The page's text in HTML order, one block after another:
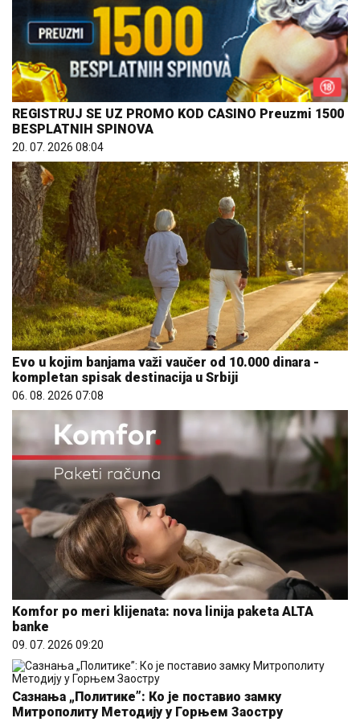
REGISTRUJ SE UZ PROMO KOD CASINO Preuzmi 1500
BESPLATNIH SPINOVA
20. 07. 2026 08:04
Evo u kojim banjama važi vaučer od 10.000 dinara -
kompletan spisak destinacija u Srbiji
06. 08. 2026 07:08
Komfor po meri klijenata: nova linija paketa ALTA
banke
09. 07. 2026 09:20
Сазнања „Политике”: Ко је поставио замку
Митрополиту Методију у Горњем Заостру